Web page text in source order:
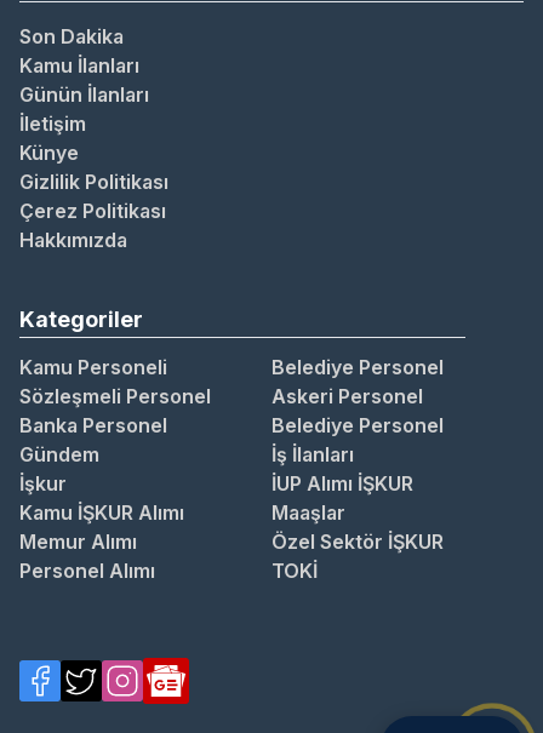
Son Dakika
Kamu İlanları
Günün İlanları
İletişim
Künye
Gizlilik Politikası
Çerez Politikası
Hakkımızda
Kategoriler
Kamu Personeli
Belediye Personel
Sözleşmeli Personel
Askeri Personel
Banka Personel
Belediye Personel
Gündem
İş İlanları
İşkur
İUP Alımı İŞKUR
Kamu İŞKUR Alımı
Maaşlar
Memur Alımı
Özel Sektör İŞKUR
Personel Alımı
TOKİ